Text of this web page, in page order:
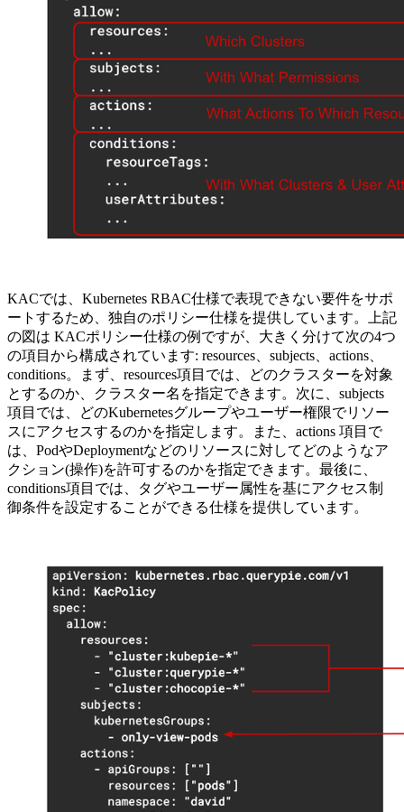
KACでは、Kubernetes RBAC仕様で表現できない要件をサポ
ートするため、独自のポリシー仕様を提供しています。上記
の図は KACポリシー仕様の例ですが、大きく分けて次の4つ
の項目から構成されています: resources、subjects、actions、
conditions。まず、resources項目では、どのクラスターを対象
とするのか、クラスター名を指定できます。次に、subjects
項目では、どのKubernetesグループやユーザー権限でリソー
スにアクセスするのかを指定します。また、actions 項目で
は、PodやDeploymentなどのリソースに対してどのようなア
クション(操作)を許可するのかを指定できます。最後に、
conditions項目では、タグやユーザー属性を基にアクセス制
御条件を設定することができる仕様を提供しています。